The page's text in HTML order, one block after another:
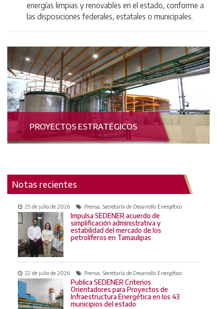
energías limpias y renovables en el estado, conforme a
las disposiciones federales, estatales o municipales.
PROYECTOS ESTRATÉGICOS
Notas recientes
25 de julio de 2026 Prensa, Secretaría de Desarrollo Energético
Impulsa SEDENER acuerdo de
simplificación administrativa y
estabilidad del mercado de los
petrolíferos en Tamaulipas
22 de julio de 2026 Prensa, Secretaría de Desarrollo Energético
Publica SEDENER Criterios
Orientadores para Proyectos de
Infraestructura Energética en los 43
municipios del estado